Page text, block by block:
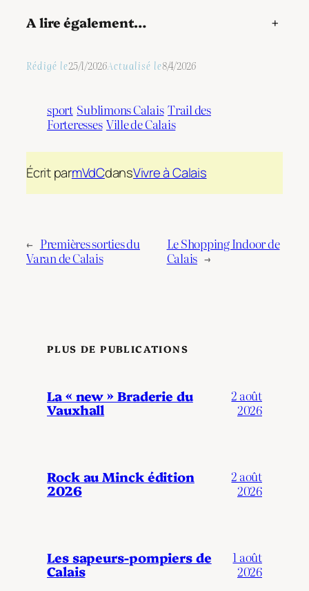
A lire également… +
Rédigé le25/1/2026Actualisé le8/4/2026
sport Sublimons Calais Trail des
Forteresses Ville de Calais
Écrit parmVdCdansVivre à Calais
← Premières sorties du
Varan de Calais
Le Shopping Indoor de
Calais →
PLUS DE PUBLICATIONS
La « new » Braderie du
Vauxhall
2 août
2026
Rock au Minck édition
2026
2 août
2026
Les sapeurs-pompiers de
Calais
1 août
2026